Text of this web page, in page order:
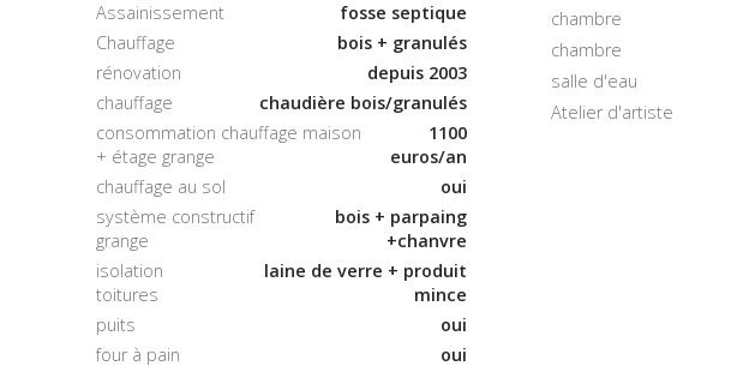
Assainissement
fosse septique
Chauffage
bois + granulés
rénovation
depuis 2003
chauffage
chaudière bois/granulés
consommation chauffage maison
+ étage grange
1100
euros/an
chauffage au sol
oui
système constructif
grange
bois + parpaing
+chanvre
isolation
toitures
laine de verre + produit
mince
puits
oui
four à pain
oui
chambre
chambre
salle d'eau
Atelier d'artiste